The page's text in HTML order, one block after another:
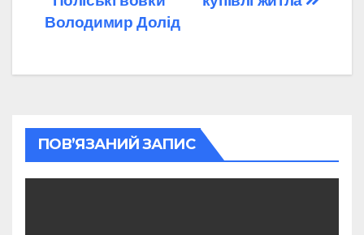
Володимир Долід
ПОВ’ЯЗАНИЙ ЗАПИС